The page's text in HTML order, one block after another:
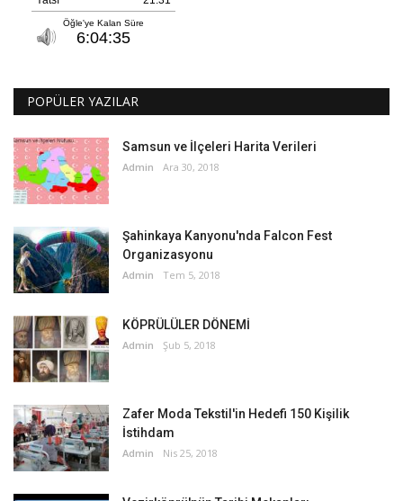
POPÜLER YAZILAR
Samsun ve İlçeleri Harita Verileri
Admin Ara 30, 2018
Şahinkaya Kanyonu'nda Falcon Fest
Organizasyonu
Admin Tem 5, 2018
KÖPRÜLÜLER DÖNEMİ
Admin Şub 5, 2018
Zafer Moda Tekstil'in Hedefi 150 Kişilik
İstihdam
Admin Nis 25, 2018